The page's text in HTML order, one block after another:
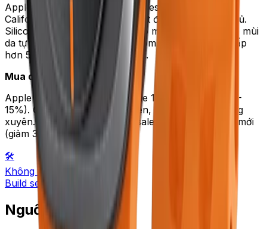
Apple chính hãng: tem nhãn "Designed by Apple in
California" + serial number quét được trên trang chủ.
Silicon thật mềm dẻo, không có mùi hắc. Da thật có mùi
da tự nhiên, không có vết nhuộm. Tránh dây giá thấp
hơn 50% giá Apple chính hãng.
Mua dây ở đâu rẻ nhất?
Apple chính hãng: mua khi sale 11.11, 12.12 (giảm 10–
15%). OEM: Lazada Mall Spigen, Nomad sale thường
xuyên. Dây fashion: Casetify sale khi ra bộ sưu tập mới
(giảm 30–50% cho dây cũ).
🛠️
Không biết chọn?
Build setup theo budget →
Nguồn tham khảo